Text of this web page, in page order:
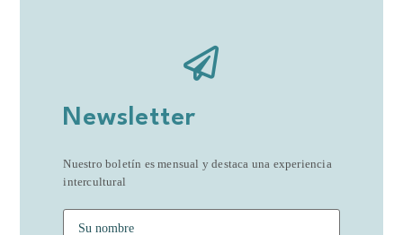
Newsletter
Nuestro boletín es mensual y destaca una experiencia
intercultural